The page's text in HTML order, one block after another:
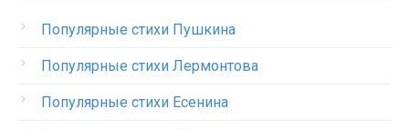
Популярные стихи Пушкина
Популярные стихи Лермонтова
Популярные стихи Есенина